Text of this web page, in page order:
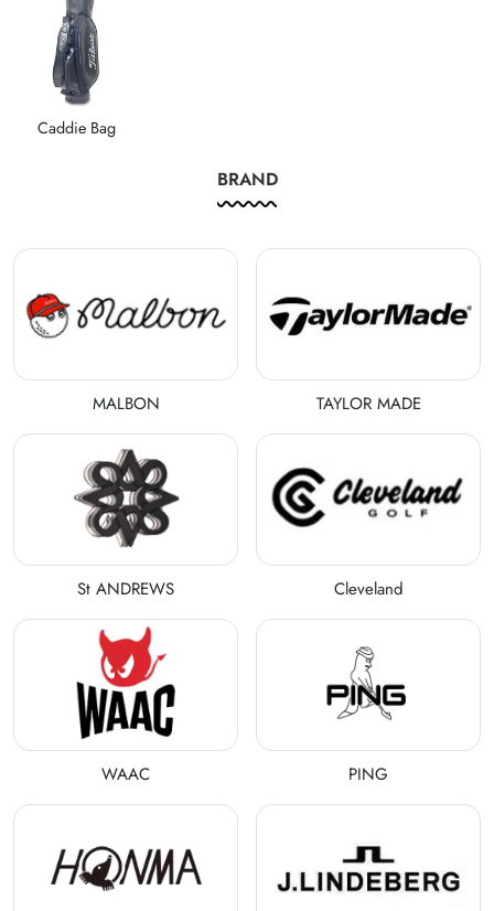
Caddie Bag
BRAND
MALBON TAYLOR MADE
St ANDREWS Cleveland
WAAC PING